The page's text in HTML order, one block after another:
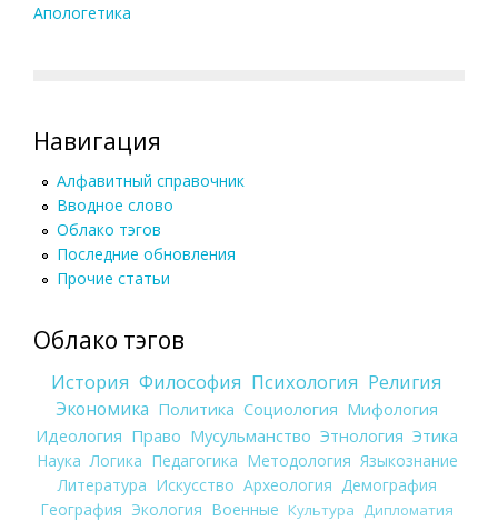
Апологетика
Навигация
Алфавитный справочник
Вводное слово
Облако тэгов
Последние обновления
Прочие статьи
Облако тэгов
История Философия Психология Религия
Экономика Политика Социология Мифология
Идеология Право Мусульманство Этнология Этика
Наука Логика Педагогика Методология Языкознание
Литература Искусство Археология Демография
География Экология Военные Культура
Дипломатия